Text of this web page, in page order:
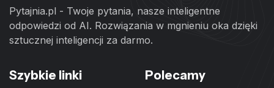
Pytajnia.pl - Twoje pytania, nasze inteligentne
odpowiedzi od AI. Rozwiązania w mgnieniu oka dzięki
sztucznej inteligencji za darmo.
Szybkie linki Polecamy